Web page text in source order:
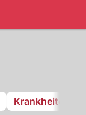
Krankheiten